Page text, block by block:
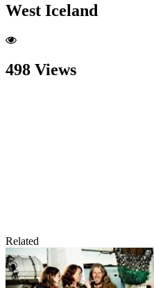
West Iceland
498 Views
Related